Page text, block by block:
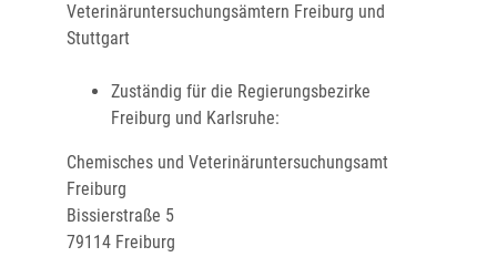
Veterinäruntersuchungsämtern Freiburg und
Stuttgart
Zuständig für die Regierungsbezirke
Freiburg und Karlsruhe:
Chemisches und Veterinäruntersuchungsamt
Freiburg
Bissierstraße 5
79114 Freiburg